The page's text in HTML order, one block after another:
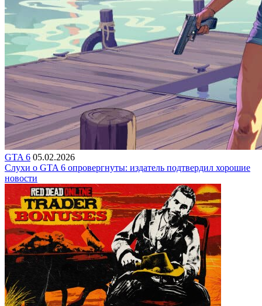
GTA 6 05.02.2026
Слухи о GTA 6 опровергнуты: издатель подтвердил хорошие
новости